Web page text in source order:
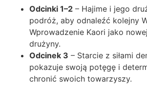
Odcinki 1–2 – Hajime i jego
podróż, aby odnaleźć kolejny
Wprowadzenie Kaori jako
drużyny.
Odcinek 3 – Starcie z siłami
pokazuje swoją potęgę i
chronić swoich towarzyszy.